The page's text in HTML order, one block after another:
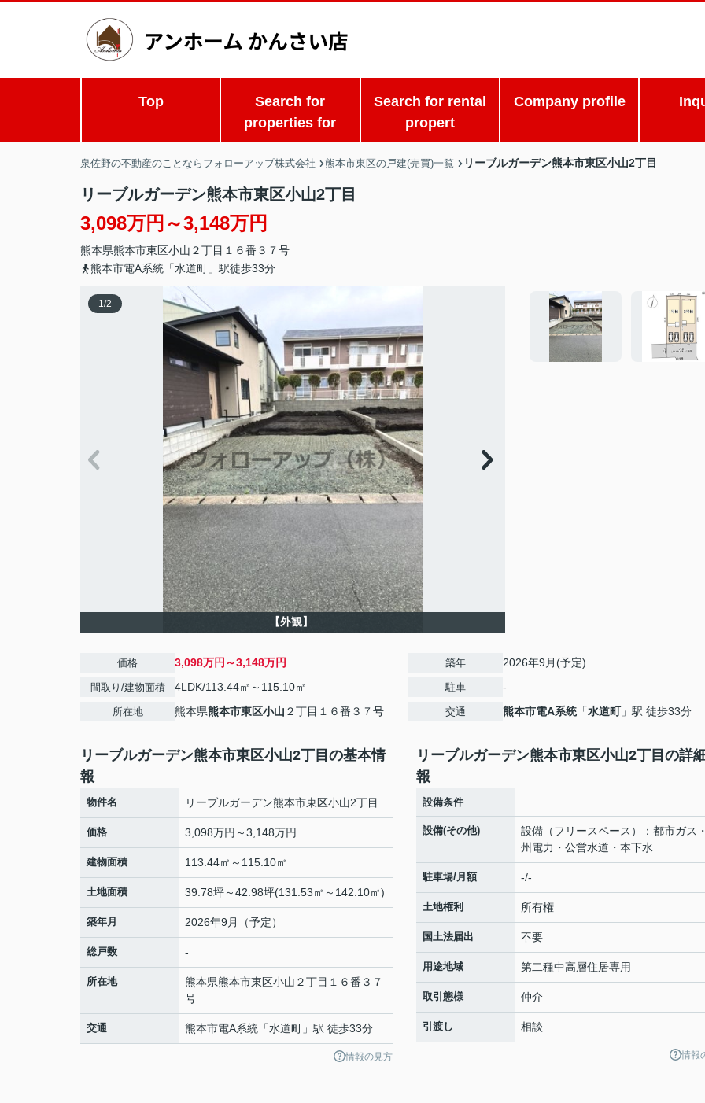
Top
Search for
properties for
Search for rental
propert
Company profile
泉佐野の不動産のことならフォローアップ株式会社 熊本市東区の戸建(売買)一覧 リーブルガーデン熊本市東区小山2丁目
リーブルガーデン熊本市東区小山2丁目
3,098万円～3,148万円
熊本県熊本市東区小山 ２丁目１６番３７号
熊本市電A系統「水道町」駅徒歩33分
1/2
【外観】
価格 3,098万円～3,148万円
間取り/建物面積 4LDK/113.44㎡～115.10㎡
所在地 熊本県熊本市東区小山 ２丁目１６番３７号
築年 2026年9月(予定)
駐車 -
交通 熊本市電A系統「水道町」駅 徒歩33分
リーブルガーデン熊本市東区小山2丁目の基本情
報
物件名 リーブルガーデン熊本市東区小山2丁目
価格 3,098万円～3,148万円
建物面積 113.44㎡～115.10㎡
土地面積 39.78坪～42.98坪(131.53㎡～142.10㎡)
築年月 2026年9月（予定）
総戸数 -
所在地 熊本県熊本市東区小山 ２丁目１６番３７
号
交通 熊本市電A系統 「水道町 」駅 徒歩33分
情報の見方
リーブルガーデン熊本市東区小山2丁目の詳
報
設備条件
設備(その他)
設備（フリースペース）：都市ガス
州電力・公営水道・本下水
駐車場/月額 -/-
土地権利 所有権
国土法届出 不要
用途地域 第二種中高層住居専用
取引態様 仲介
引渡し 相談
情報